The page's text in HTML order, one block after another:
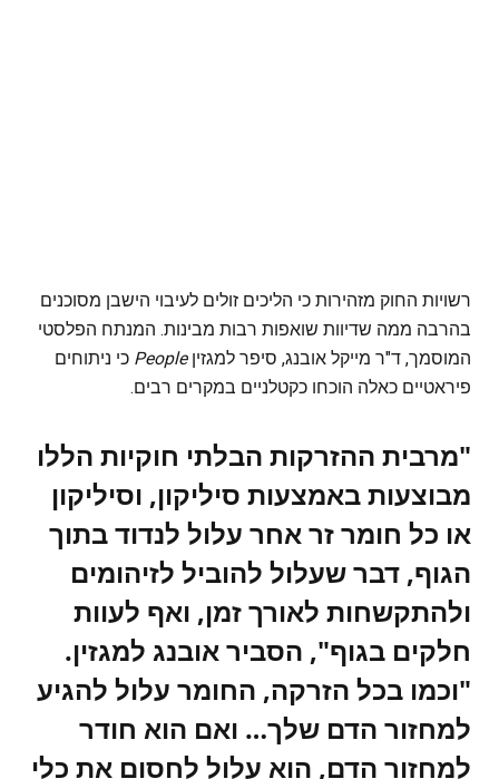
רשויות החוק מזהירות כי הליכים זולים לעיבוי הישבן מסוכנים
בהרבה ממה שדיוות שואפות רבות מבינות. המנתח הפלסטי
המוסמך, ד"ר מייקל אובנג, סיפר למגזיןPeople כי ניתוחים
פיראטיים כאלה הוכחו כקטלניים במקרים רבים.
"מרבית ההזרקות הבלתי חוקיות הללו
מבוצעות באמצעות סיליקון, וסיליקון
או כל חומר זר אחר עלול לנדוד בתוך
הגוף, דבר שעלול להוביל לזיהומים
ולהתקשחות לאורך זמן, ואף לעוות
חלקים בגוף", הסביר אובנג למגזין.
"וכמו בכל הזרקה, החומר עלול להגיע
למחזור הדם שלך… ואם הוא חודר
למחזור הדם, הוא עלול לחסום את כלי